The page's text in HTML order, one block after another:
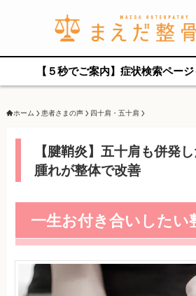
【５秒でご案内】症状検索ペー
ホーム 患者さまの声 四十肩・五十肩
【腱鞘炎】五十肩も併発
腫れが整体で改善
一生お付き合いしたい